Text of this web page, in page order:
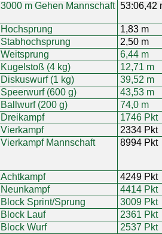
3000 m Gehen Mannschaft 53:06,42
Hochsprung
1,83 m
Stabhochsprung
2,50 m
Weitsprung
6,44 m
Kugelstoß (4 kg)
12,71 m
Diskuswurf (1 kg)
39,52 m
Speerwurf (600 g)
43,53 m
Ballwurf (200 g)
74,0 m
Dreikampf
1746 Pkt
Vierkampf
2334 Pkt
Vierkampf Mannschaft
8994 Pkt
Achtkampf
4249 Pkt
Neunkampf
4414 Pkt
Block Sprint/Sprung
3009 Pkt
Block Lauf
2361 Pkt
Block Wurf
2537 Pkt